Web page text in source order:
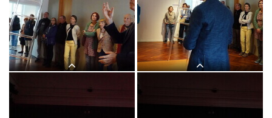
"Letzte Dinge": 3. Themenführung mit
Kurator Johannes Rauchenberger in der
Ausstellung "GOTT HAT KEIN
MUSEUM", KULTUMUSEUM Graz,
8.11.2025
"Letzte Dinge": 3. Themenführung mit
Kurator Johannes Rauchenberger in der
Ausstellung "GOTT HAT KEIN
MUSEUM", KULTUMUSEUM Graz,
8.11.2025